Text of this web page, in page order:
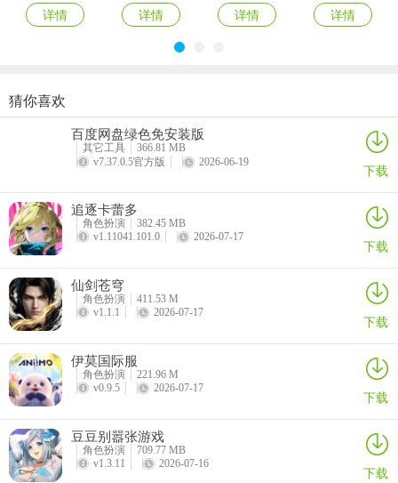
游戏亮点
1、“真实感”对话设计：文本贴近日常交流习惯，含大量语气词、停
顿、重复，避免机械式对白，增强代入感。
2、环境叙事细节：季节变化、时间推移、角色穿着随剧情调整，场景
中可交互物品(日记、照片、礼物)触发隐藏对话。
3、沉浸式UI：可隐藏对话框与选项，仅保留画面与音乐，营造纯粹阅
读体验;关键选择时限时作答，增加代入感。
4、原创配乐氛围：背景音乐随剧情情绪切换，日常段轻缓，心动段旋
律渐强，告白段使用主题曲变奏。
详情
详情
详情
详情
酷跑西游手游
巴雄天下
详情
指尖无双手游
数码宝贝up手游
猜你喜欢
百度网盘绿色免安装版
其它工具
366.81 MB
v7.37.0.5官方版
2026-06-19 下载
追逐卡蕾多
角色扮演
382.45 MB
v1.11041.101.0
2026-07-17 下载
仙剑苍穹
角色扮演
411.53 M
v1.1.1
2026-07-17 下载
伊莫国际服
角色扮演
221.96 M
v0.9.5
2026-07-17 下载
豆豆别嚣张游戏
角色扮演
709.77 MB
v1.3.11
2026-07-16 下载